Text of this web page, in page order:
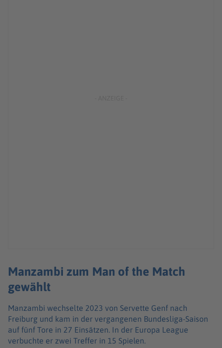
Manzambi zum Man of the Match
gewählt
Manzambi wechselte 2023 von Servette Genf nach
Freiburg und kam in der vergangenen Bundesliga-Saison
auf fünf Tore in 27 Einsätzen. In der Europa League
verbuchte er zwei Treffer in 15 Spielen.